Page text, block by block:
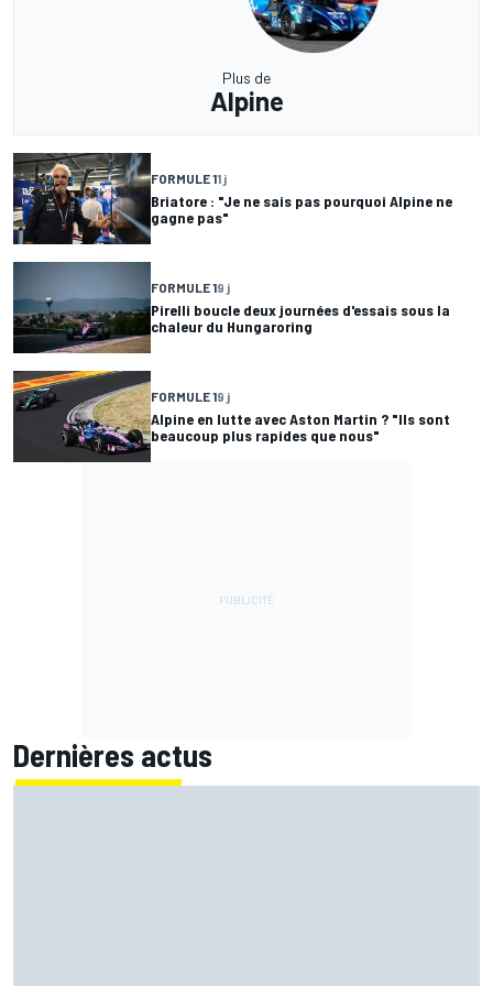
Plus de
Alpine
FORMULE 11 j
Briatore : "Je ne sais pas pourquoi Alpine ne
gagne pas"
FORMULE 19 j
Pirelli boucle deux journées d'essais sous la
chaleur du Hungaroring
FORMULE 19 j
Alpine en lutte avec Aston Martin ? "Ils sont
beaucoup plus rapides que nous"
Dernières actus